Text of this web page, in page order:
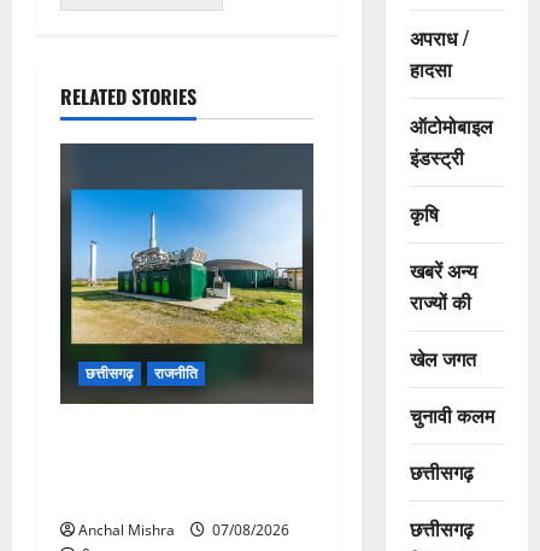
RELATED STORIES
छत्तीसगढ़ राजनीति
Anchal Mishra
07/08/2026
अपराध /
हादसा
ऑटोमोबाइल
इंडस्ट्री
कृषि
खबरें अन्य
राज्यों की
खेल जगत
चुनावी कलम
छत्तीसगढ़
छत्तीसगढ़